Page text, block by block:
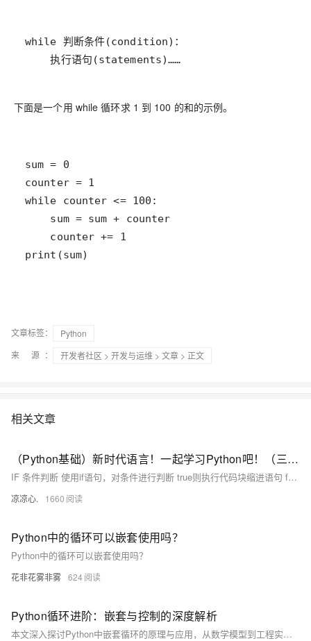
    执行语句(statements)……
下面是一个用 while 循环求 1 到 100 的和的示例。
print(sum)
文章标签：
Python
来 源：
开发者社区 > 开发与运维 > 文章 > 正文
相关文章
（Python基础）新时代语言！一起学习Python吧！（三）：IF条件判断和match匹配；Python中的循环：for...in、while循环；循环操作关键字；Python函数使用方法
IF 条件判断 使用if语句，对条件进行判断 true则执行代码块缩进语句 false则不执行代码块缩进语句，如果有else 或 elif 则进入相应的规则中执行
凉凉心. 1660
Python中的循环可以嵌套使用吗？
Python中的循环可以嵌套使用吗？
花非花雾非雾 624
Python循环进阶：嵌套与控制的深度解析
本文深入探讨Python中嵌套循环的原理与应用，从数学模型到工程实践全面解析。内容涵盖嵌套循环的本质（如笛卡尔积实现、变量作用域）、精细控制技巧（如break/continue、迭代器协议、异常处理），以及性能优化策略（预计算、向量化等）。同时结合树形结构遍历、动态规划、游戏开发等典型场景，提供最佳实践建议。掌握这些技巧，助你突破编程瓶颈，实现复杂问题的优雅解决。